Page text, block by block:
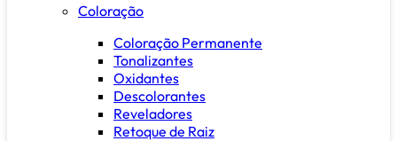
Coloração
Coloração Permanente
Tonalizantes
Oxidantes
Descolorantes
Reveladores
Retoque de Raiz